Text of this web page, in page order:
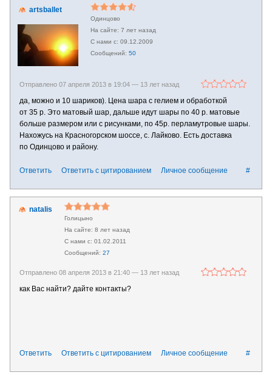
artsballet
Одинцово
7 лет назад
09.12.2009
50
Отправлено 07 апреля 2013 в 19:04 — 13 лет назад
да, можно и 10 шариков). Цена шара с гелием и обработкой
от 35 р. Это матовый шар, дальше идут шары по 40 р. матовые
больше размером или с рисунками, по 45р. перламутровые шары.
Нахожусь на Красногорском шоссе, с. Лайково. Есть доставка
по Одинцово и району.
#
Ответить Ответить с цитированием Личное сообщение
natalis
Голицыно
8 лет назад
01.02.2011
27
Отправлено 08 апреля 2013 в 21:40 — 13 лет назад
как Вас найти? дайте контакты?
#
Ответить Ответить с цитированием Личное сообщение